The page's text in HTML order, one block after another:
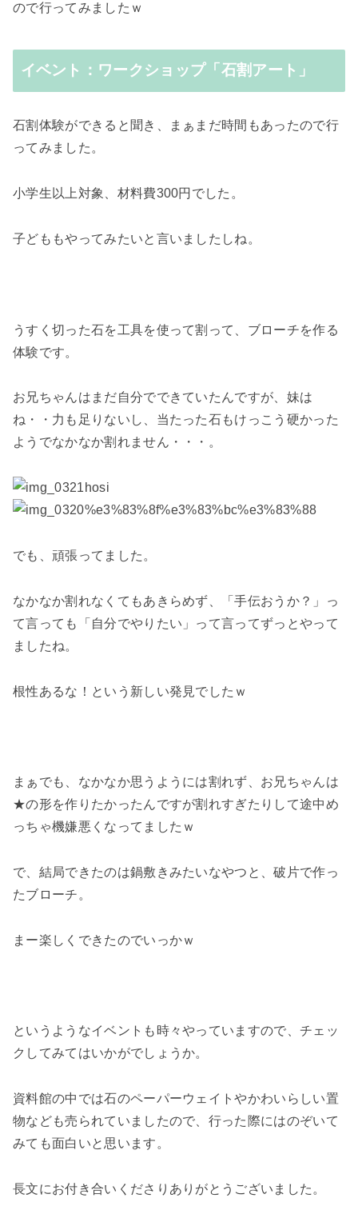
ので行ってみましたｗ
イベント：ワークショップ「石割アート」
石割体験ができると聞き、まぁまだ時間もあったので行
ってみました。
小学生以上対象、材料費300円でした。
子どももやってみたいと言いましたしね。
うすく切った石を工具を使って割って、ブローチを作る
体験です。
お兄ちゃんはまだ自分でできていたんですが、妹は
ね・・力も足りないし、当たった石もけっこう硬かった
ようでなかなか割れません・・・。
でも、頑張ってました。
なかなか割れなくてもあきらめず、「手伝おうか？」っ
て言っても「自分でやりたい」って言ってずっとやって
ましたね。
根性あるな！という新しい発見でしたｗ
まぁでも、なかなか思うようには割れず、お兄ちゃんは
★の形を作りたかったんですが割れすぎたりして途中め
っちゃ機嫌悪くなってましたｗ
で、結局できたのは鍋敷きみたいなやつと、破片で作っ
たブローチ。
まー楽しくできたのでいっかｗ
というようなイベントも時々やっていますので、チェッ
クしてみてはいかがでしょうか。
資料館の中では石のペーパーウェイトやかわいらしい置
物なども売られていましたので、行った際にはのぞいて
みても面白いと思います。
長文にお付き合いくださりありがとうございました。